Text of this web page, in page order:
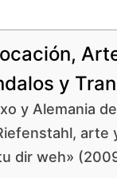
y
y Alemania
arte
dir weh»